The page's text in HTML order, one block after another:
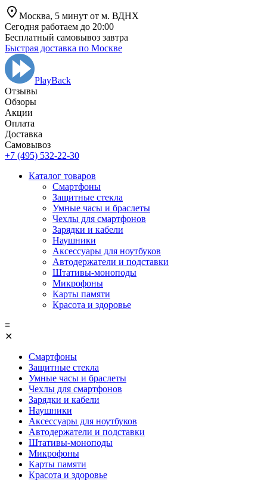
Москва, 5 минут от м. ВДНХ
Сегодня работаем до 20:00
Бесплатный самовывоз завтра
Быстрая доставка по Москве
PlayBack
Отзывы
Обзоры
Aкции
Оплата
Доставка
Самовывоз
+7 (495) 532-22-30
Каталог товаров
Смартфоны
Защитные стекла
Умные часы и браслеты
Чехлы для смартфонов
Зарядки и кабели
Наушники
Аксессуары для ноутбуков
Автодержатели и подставки
Штативы-моноподы
Микрофоны
Карты памяти
Красота и здоровье
≡
✕
Смартфоны
Защитные стекла
Умные часы и браслеты
Чехлы для смартфонов
Зарядки и кабели
Наушники
Аксессуары для ноутбуков
Автодержатели и подставки
Штативы-моноподы
Микрофоны
Карты памяти
Красота и здоровье